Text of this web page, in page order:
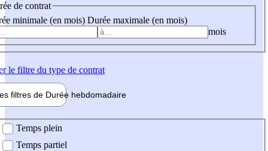
de contrat
minimale (en mois) Durée maximale (en mois)
mois
le filtre du type de contrat
filtres de Durée hebdomadaire
Temps plein
Temps partiel